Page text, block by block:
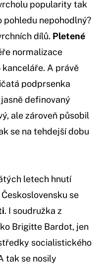
popularity tak
pohledu nepohodlný?
dílů. Pletené
normalizace
A právě
podprsenka
definovaný
ale zároveň působil
se na tehdejší dobu
letech hnutí
se
. I soudružka z
Brigitte Bardot, jen
socialistického
tak se nosily